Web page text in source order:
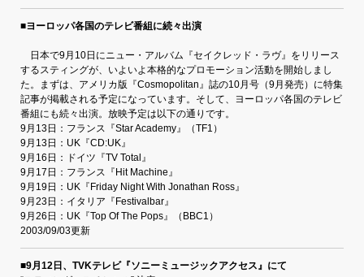
■ヨーロッパ各国のテレビ番組に続々出演
日本で9月10日にニュー・アルバム『セイクレッド・ラヴ』をリリース
するスティングが、いよいよ本格的なプロモーション活動を開始しまし
た。まずは、アメリカ版『Cosmopolitan』誌の10月号（9月発売）に特集
記事が掲載される予定になっています。そして、ヨーロッパ各国のテレビ
番組にも続々出演。放映予定は以下の通りです。
9月13日：フランス『Star Academy』（TF1）
9月13日：UK『CD:UK』
9月16日：ドイツ『TV Total』
9月17日：フランス『Hit Machine』
9月19日：UK『Friday Night With Jonathan Ross』
9月23日：イタリア『Festivalbar』
9月26日：UK『Top Of The Pops』（BBC1）
2003/09/03更新
■9月12日、TVKテレビ『ソニーミュージックアクセス』にて